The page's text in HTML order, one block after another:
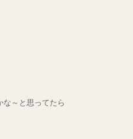
な～と思ってたら